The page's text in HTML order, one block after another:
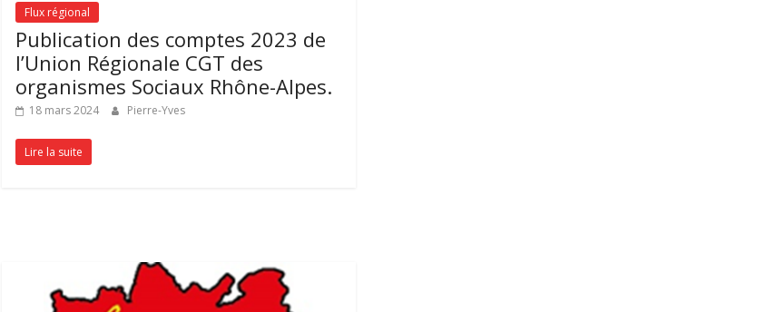
Flux régional
Publication des comptes 2023 de
l’Union Régionale CGT des
organismes Sociaux Rhône-Alpes.
18 mars 2024 Pierre-Yves
Lire la suite